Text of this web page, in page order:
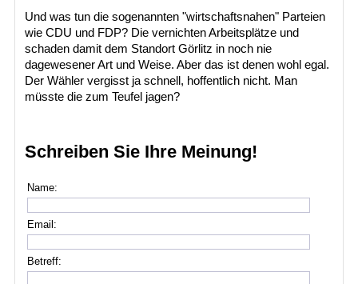
Und was tun die sogenannten "wirtschaftsnahen" Parteien
wie CDU und FDP? Die vernichten Arbeitsplätze und
schaden damit dem Standort Görlitz in noch nie
dagewesener Art und Weise. Aber das ist denen wohl egal.
Der Wähler vergisst ja schnell, hoffentlich nicht. Man
müsste die zum Teufel jagen?
Schreiben Sie Ihre Meinung!
Name:
Email:
Betreff: